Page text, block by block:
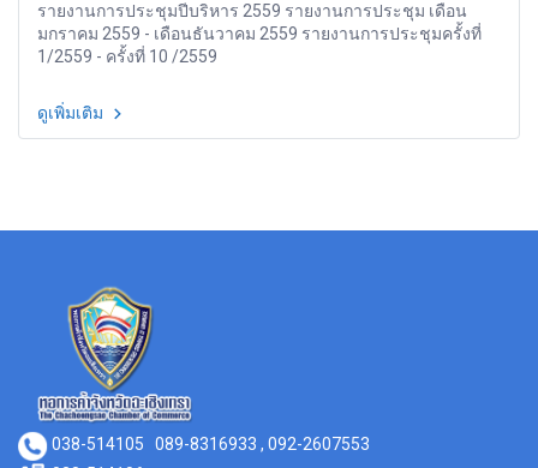
รายงานการประชุมปีบริหาร 2559 รายงานการประชุม เดือน
มกราคม 2559 - เดือนธันวาคม 2559 รายงานการประชุมครั้งที่
1/2559 - ครั้งที่ 10 /2559
ดูเพิ่มเติม
038-514105 089-8316933 , 092-2607553